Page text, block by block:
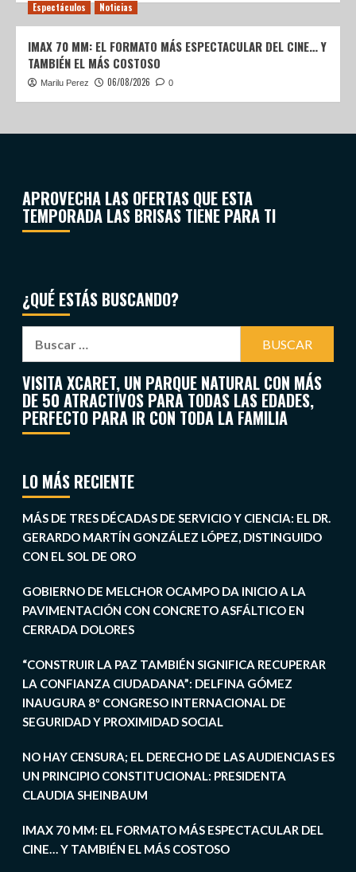
Espectáculos Noticias
IMAX 70 MM: EL FORMATO MÁS ESPECTACULAR DEL CINE… Y
TAMBIÉN EL MÁS COSTOSO
Marilu Perez 06/08/2026 0
APROVECHA LAS OFERTAS QUE ESTA
TEMPORADA LAS BRISAS TIENE PARA TI
¿QUÉ ESTÁS BUSCANDO?
VISITA XCARET, UN PARQUE NATURAL CON MÁS
DE 50 ATRACTIVOS PARA TODAS LAS EDADES,
PERFECTO PARA IR CON TODA LA FAMILIA
LO MÁS RECIENTE
MÁS DE TRES DÉCADAS DE SERVICIO Y CIENCIA: EL DR.
GERARDO MARTÍN GONZÁLEZ LÓPEZ, DISTINGUIDO
CON EL SOL DE ORO
GOBIERNO DE MELCHOR OCAMPO DA INICIO A LA
PAVIMENTACIÓN CON CONCRETO ASFÁLTICO EN
CERRADA DOLORES
“CONSTRUIR LA PAZ TAMBIÉN SIGNIFICA RECUPERAR
LA CONFIANZA CIUDADANA”: DELFINA GÓMEZ
INAUGURA 8º CONGRESO INTERNACIONAL DE
SEGURIDAD Y PROXIMIDAD SOCIAL
NO HAY CENSURA; EL DERECHO DE LAS AUDIENCIAS ES
UN PRINCIPIO CONSTITUCIONAL: PRESIDENTA
CLAUDIA SHEINBAUM
IMAX 70 MM: EL FORMATO MÁS ESPECTACULAR DEL
CINE… Y TAMBIÉN EL MÁS COSTOSO